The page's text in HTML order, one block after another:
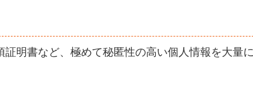
明書など、極めて秘匿性の高い個人情報を大量